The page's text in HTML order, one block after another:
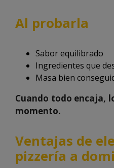
Al probarla
Sabor equilibrado
Ingredientes que
Masa bien
Cuando todo encaja,
momento.
Ventajas de
pizzería a